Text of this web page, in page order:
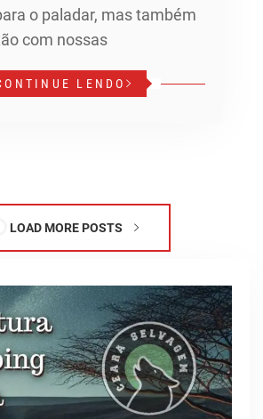
o paladar, mas também
com nossas
LENDO
LOAD MORE POSTS